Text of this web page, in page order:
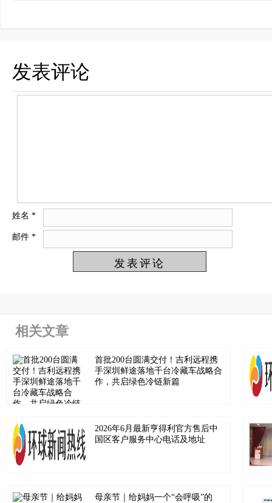
发表评论
姓名 *
邮件 *
相关文章
首批200台圆满交付！吉利远程携
手深圳鲜途落地千台冷藏车战略合
作，共启绿色冷链新篇
2026年6月最新亨得利官方售后中
国区客户服务中心电话及地址
母亲节｜给妈妈一个“会呼吸”的